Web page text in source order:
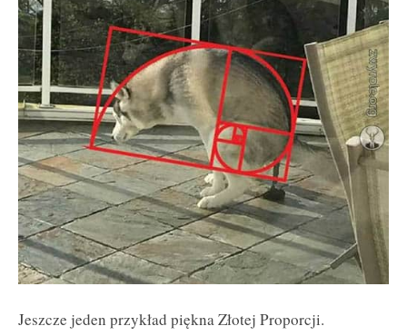
Jeszcze jeden przykład piękna Złotej Proporcji.